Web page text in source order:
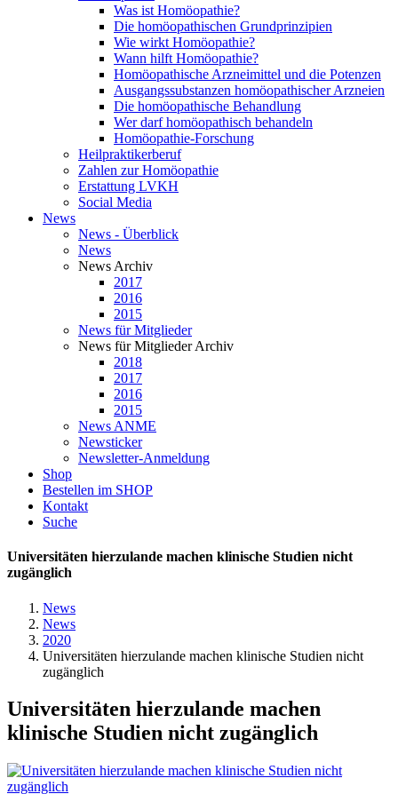
Was ist Homöopathie?
Die homöopathischen Grundprinzipien
Wie wirkt Homöopathie?
Wann hilft Homöopathie?
Homöopathische Arzneimittel und die Potenzen
Ausgangssubstanzen homöopathischer Arzneien
Die homöopathische Behandlung
Wer darf homöopathisch behandeln
Homöopathie-Forschung
Heilpraktikerberuf
Zahlen zur Homöopathie
Erstattung LVKH
Social Media
News
News - Überblick
News
News Archiv
2017
2016
2015
News für Mitglieder
News für Mitglieder Archiv
2018
2017
2016
2015
News ANME
Newsticker
Newsletter-Anmeldung
Shop
Bestellen im SHOP
Kontakt
Suche
Universitäten hierzulande machen klinische Studien nicht
zugänglich
News
News
2020
Universitäten hierzulande machen klinische Studien nicht
zugänglich
Universitäten hierzulande machen
klinische Studien nicht zugänglich